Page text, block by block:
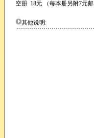
空册 18元 （每本册另附7元
其他说明: